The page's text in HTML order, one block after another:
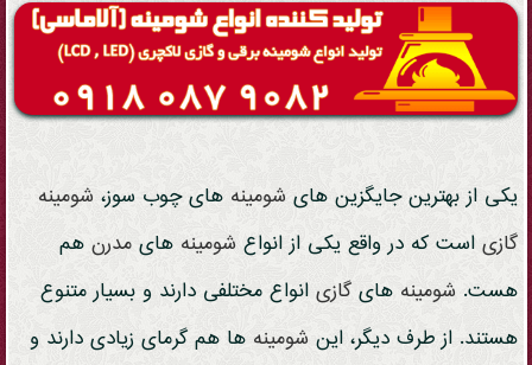
یکی از بهترین جایگزین های شومینه های چوب سوز، شومینه
گازیاست که در واقع یکی از انواع شومینه های مدرنهم
هست. شومینه های گازیانواع مختلفی دارند و بسیار متنوع
هستند. از طرف دیگر، این شومینه ها هم گرمای زیادی دارند و